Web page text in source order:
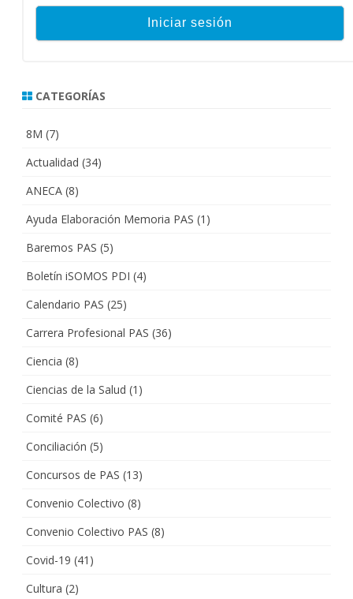
CATEGORÍAS
8M (7)
Actualidad (34)
ANECA (8)
Ayuda Elaboración Memoria PAS (1)
Baremos PAS (5)
Boletín iSOMOS PDI (4)
Calendario PAS (25)
Carrera Profesional PAS (36)
Ciencia (8)
Ciencias de la Salud (1)
Comité PAS (6)
Conciliación (5)
Concursos de PAS (13)
Convenio Colectivo (8)
Convenio Colectivo PAS (8)
Covid-19 (41)
Cultura (2)